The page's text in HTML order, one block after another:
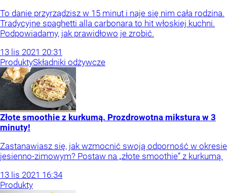
To danie przyrządzisz w 15 minut i naje się nim cała rodzina.
Tradycyjne spaghetti alla carbonara to hit włoskiej kuchni.
Podpowiadamy, jak prawidłowo je zrobić.
13 lis 2021 20:31
ProduktySkładniki odżywcze
Złote smoothie z kurkumą. Prozdrowotna mikstura w 3
minuty!
Zastanawiasz się, jak wzmocnić swoją odporność w okresie
jesienno-zimowym? Postaw na „złote smoothie” z kurkumą.
13 lis 2021 16:34
Produkty